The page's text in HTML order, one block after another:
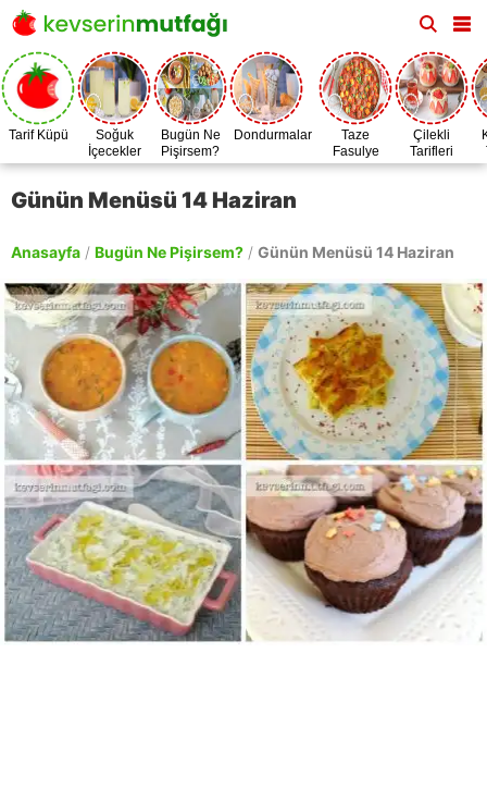
Tarif Küpü
Soğuk
İçecekler
Bugün Ne
Pişirsem?
Dondurmalar
Taze
Fasulye
Zamanı
Çilekli
Tarifleri
Günün Menüsü 14 Haziran
Anasayfa / Bugün Ne Pişirsem? / Günün Menüsü 14 Haziran